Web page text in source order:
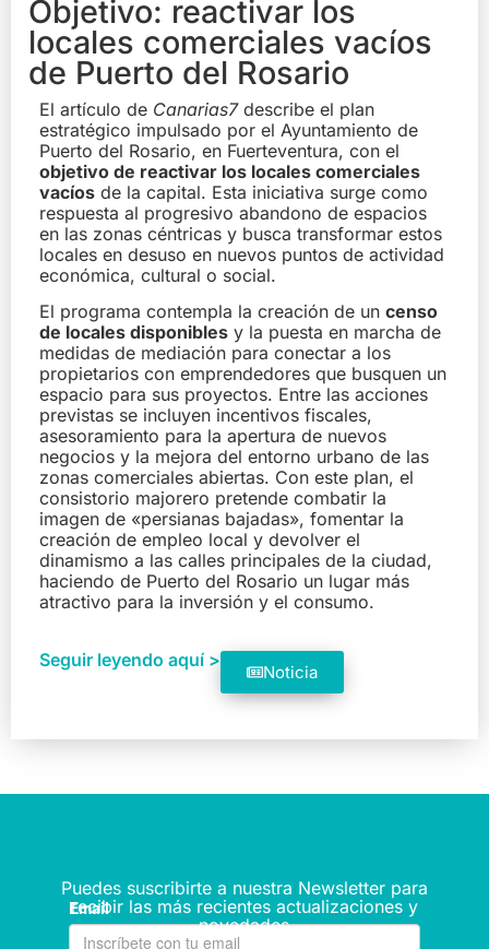
Objetivo: reactivar los
locales comerciales vacíos
de Puerto del Rosario
El artículo de Canarias7describe el plan
estratégico impulsado por el Ayuntamiento de
Puerto del Rosario, en Fuerteventura, con el
objetivo de reactivar los locales comerciales
vacíos de la capital. Esta iniciativa surge como
respuesta al progresivo abandono de espacios
en las zonas céntricas y busca transformar estos
locales en desuso en nuevos puntos de actividad
económica, cultural o social.
El programa contempla la creación de un censo
de locales disponibles y la puesta en marcha de
medidas de mediación para conectar a los
propietarios con emprendedores que busquen un
espacio para sus proyectos. Entre las acciones
previstas se incluyen incentivos fiscales,
asesoramiento para la apertura de nuevos
negocios y la mejora del entorno urbano de las
zonas comerciales abiertas. Con este plan, el
consistorio majorero pretende combatir la
imagen de «persianas bajadas», fomentar la
creación de empleo local y devolver el
dinamismo a las calles principales de la ciudad,
haciendo de Puerto del Rosario un lugar más
atractivo para la inversión y el consumo.
Seguir leyendo aquí >
Noticia
Puedes suscribirte a nuestra Newsletter para
recibir las más recientes actualizaciones y
novedades